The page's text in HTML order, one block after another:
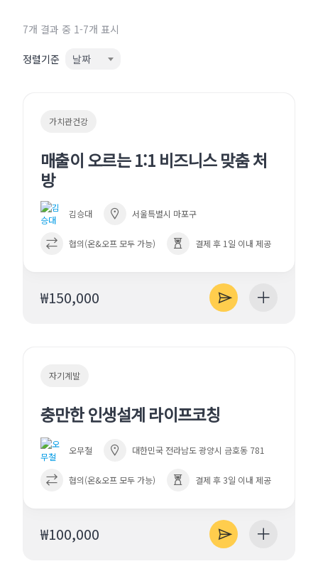
7개 결과 중 1-7개 표시
정렬기준 날짜
가치관건강
매출이 오르는 1:1 비즈니스 맞춤 처
방
김승대 서울특별시 마포구
협의(온&오프 모두 가능) 결제 후 1일 이내 제공
₩150,000
자기계발
충만한 인생설계 라이프코칭
오무철 대한민국 전라남도 광양시 금호동 781
협의(온&오프 모두 가능) 결제 후 3일 이내 제공
₩100,000